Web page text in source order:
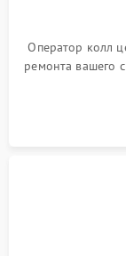
Оператор колл
ремонта вашего